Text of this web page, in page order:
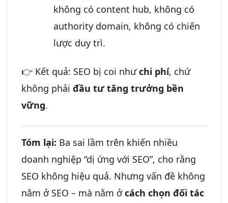
không có content hub, không có
authority domain, không có chiến
lược duy trì.
👉 Kết quả: SEO bị coi nhưchi phí, chứ
không phải đầu tư tăng trưởng bền
vững.
Tóm lại: Ba sai lầm trên khiến nhiều
doanh nghiệp “dị ứng với SEO”, cho rằng
SEO không hiệu quả. Nhưng vấn đề không
nằm ở SEO – mà nằm ởcách chọn đối tác